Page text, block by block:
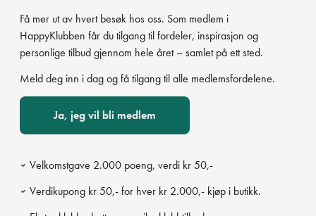
Få mer ut av hvert besøk hos oss. Som medlem i
HappyKlubben får du tilgang til fordeler, inspirasjon og
personlige tilbud gjennom hele året – samlet på ett sted.
Meld deg inn i dag og få tilgang til alle medlemsfordelene.
Ja, jeg vil bli medlem
Velkomstgave 2.000 poeng, verdi kr 50,-
Verdikupong kr 50,- for hver kr 2.000,- kjøp i butikk.